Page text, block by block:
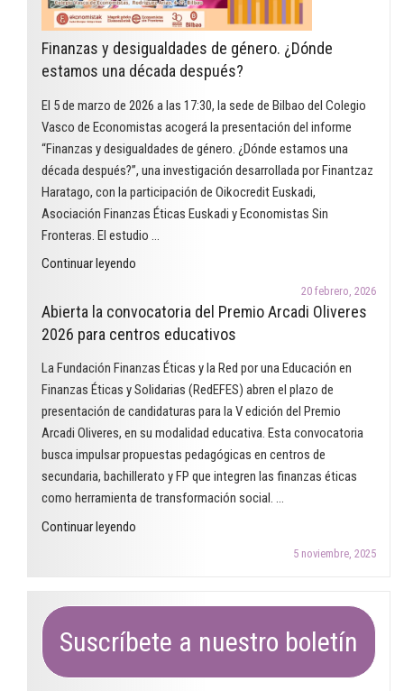
la
modalidad
de
educación
reconoce
un
proyecto
utiliza
cómic
finanzas
éticas
el
aula"
Finanzas y desigualdades de género. ¿Dónde
estamos una década después?
El 5 de marzo de 2026 a las 17:30, la sede de Bilbao del Colegio
Vasco de Economistas acogerá la presentación del informe
“Finanzas y desigualdades de género. ¿Dónde estamos una
década después?”, una investigación desarrollada por Finantzaz
Haratago, con la participación de Oikocredit Euskadi,
Asociación Finanzas Éticas Euskadi y Economistas Sin
Fronteras. El estudio …
Continuar leyendo
desigualdades
de
¿Dónde
estamos
una
década
después?"
20 febrero, 2026
Abierta la convocatoria del Premio Arcadi Oliveres
2026 para centros educativos
La Fundación Finanzas Éticas y la Red por una Educación en
Finanzas Éticas y Solidarias (RedEFES) abren el plazo de
presentación de candidaturas para la V edición del Premio
Arcadi Oliveres, en su modalidad educativa. Esta convocatoria
busca impulsar propuestas pedagógicas en centros de
secundaria, bachillerato y FP que integren las finanzas éticas
como herramienta de transformación social. …
Continuar leyendo
Arcadi
Oliveres
2026
5 noviembre, 2025
Suscríbete a nuestro boletín